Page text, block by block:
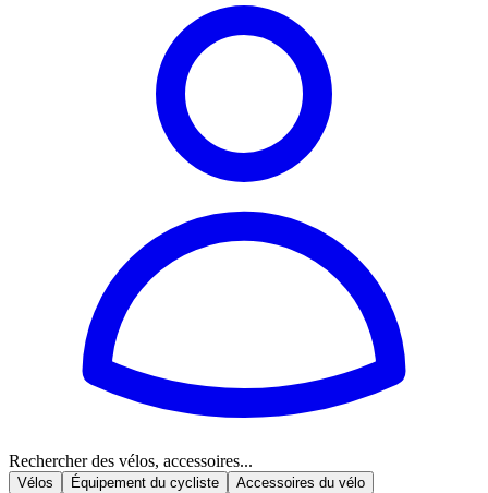
Rechercher des vélos, accessoires...
Vélos Équipement du cycliste Accessoires du vélo